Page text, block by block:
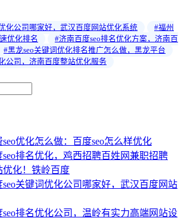
化公司哪家好，武汉百度网站优化系统
#福州
优化排名
#济南百度seo排名优化方案，济南百
#黑龙seo关键词优化排名推广怎么做，黑龙平台
公司，济南百度整站优化服务
优化怎么做：百度seo怎么样优化
排名优化，鸡西招聘百姓网兼职招聘
优化！铁岭百度
seo关键词优化公司哪家好，武汉百度网站
seo排名优化公司，温岭有实力高端网站设